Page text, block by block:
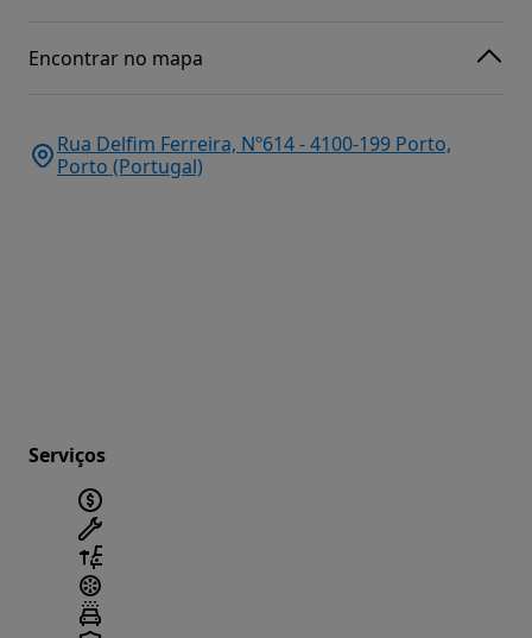
Encontrar no mapa
Rua Delfim Ferreira, Nº614 - 4100-199 Porto,
Porto (Portugal)
Serviços